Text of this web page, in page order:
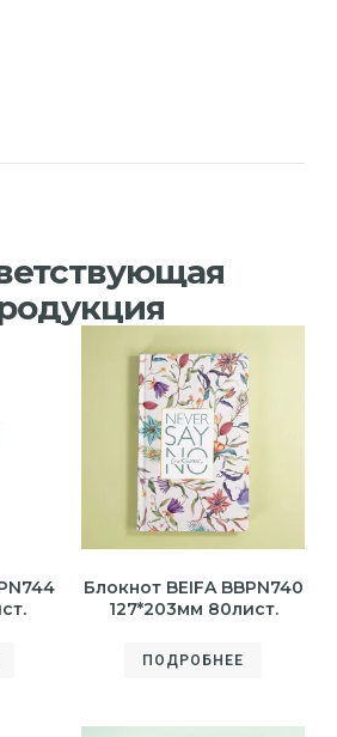
Блокнот BEIFA BBPN740
127*203мм 80лист.
ПОДРОБНЕЕ